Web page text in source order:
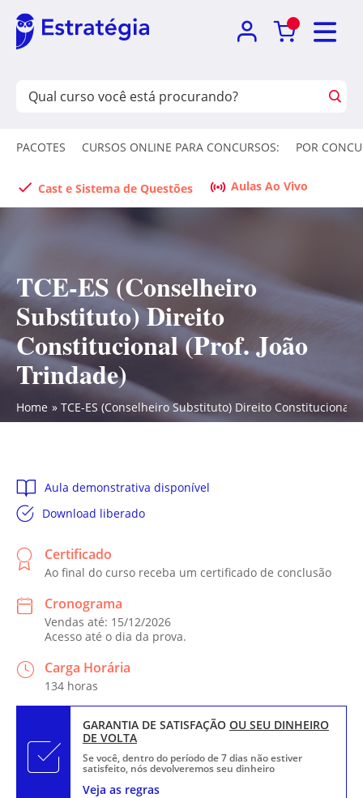
PACOTES CURSOS ONLINE PARA CONCURSOS: POR
Cast e Sistema de Questões Aulas Ao Vivo
TCE-ES (Conselheiro
Substituto) Direito
Constitucional (Prof. João
Trindade)
Home TCE-ES (Conselheiro Substituto) Direito Constitucional
Aula demonstrativa disponível
Download liberado
Certificado
Ao final do curso receba um certificado de conclusão
Cronograma
Vendas até: 15/12/2026
Acesso até o dia da prova.
Carga Horária
134 horas
GARANTIA DE SATISFAÇÃO OU SEU DINHEIRO
DE VOLTA
Se você, dentro do período de 7 dias não estiver
satisfeito, nós devolveremos seu dinheiro
Veja as regras